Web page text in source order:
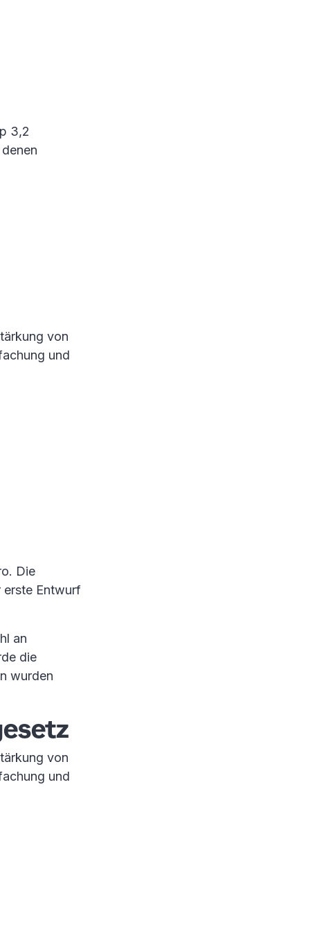
3,2
von
und
Die
erste Entwurf
an
die
wurden
von
und